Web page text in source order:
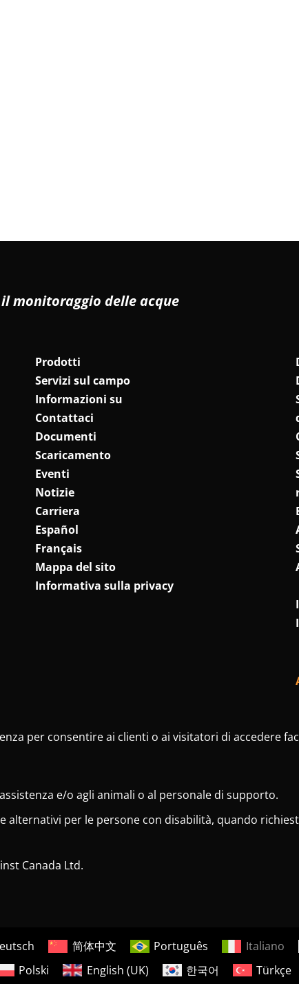
monitoraggio delle acque
Prodotti
Servizi sul campo
Informazioni su
Contattaci
Documenti
Scaricamento
Eventi
Notizie
Carriera
Español
Français
Mappa del sito
Informativa sulla privacy
per consentire ai clienti o ai visitatori di accedere
e/o agli animali o al personale di supporto.
alternativi per le persone con disabilità, quando
Canada Ltd.
简体中文 Português Italiano
Polski English (UK) 한국어 Türkçe